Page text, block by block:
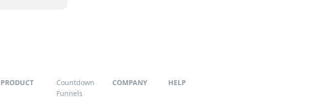
PRODUCT
Countdown
Funnels
COMPANY HELP